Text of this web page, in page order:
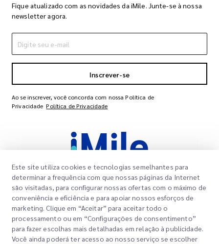
Fique atualizado com as novidades da iMile. Junte-se à nossa
newsletter agora.
Inscrever-se
Ao se inscrever, você concorda com nossa Política de
Privacidade Política de Privacidade
Links Rápidos
Localizações dos Escritórios
Corporativo
Nossos Serviços
Este site utiliza cookies e tecnologias semelhantes para
determinar a frequência com que nossas páginas da Internet
são visitadas, para configurar nossas ofertas com o máximo de
conveniência e eficiência e para apoiar nossos esforços de
marketing. Clique em “Aceitar” para aceitar todo o
processamento ou em “Configurações de consentimento”
para fazer escolhas mais detalhadas em relação à publicidade.
Você ainda poderá ter acesso ao nosso serviço se escolher